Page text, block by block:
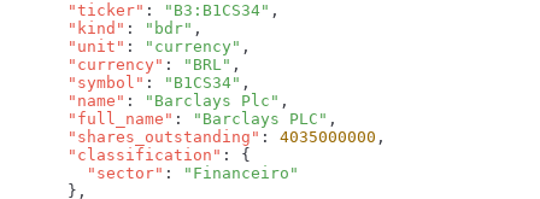
      "ticker"
: "B3:B1CS34"
      "kind"
: "bdr"
      "unit"
: "currency"
      "currency"
: "BRL"
      "symbol"
: "B1CS34"
      "name"
: "Barclays Plc"
      "full_name"
: "Barclays PLC"
      "shares_outstanding"
: 4035000000
      "classification"
        "sector"
: